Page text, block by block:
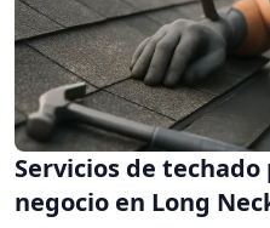
Servicios de
negocio en Long